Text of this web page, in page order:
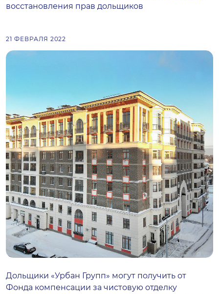
восстановления прав дольщиков
21 ФЕВРАЛЯ 2022
Дольщики «Урбан Групп» могут получить от
Фонда компенсации за чистовую отделку